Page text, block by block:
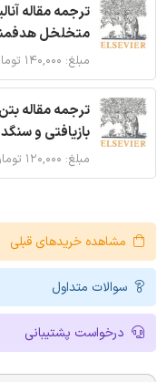
ترجمه مقاله
متخلخل
مبلغ: ۱۴۰,۰۰۰ تومان
ترجمه مقاله
بازیافتی و
مبلغ: ۱۲۰,۰۰۰ تومان
مشاهده خریدهای قبلی
سوالات متداول
درخواست پشتیبانی